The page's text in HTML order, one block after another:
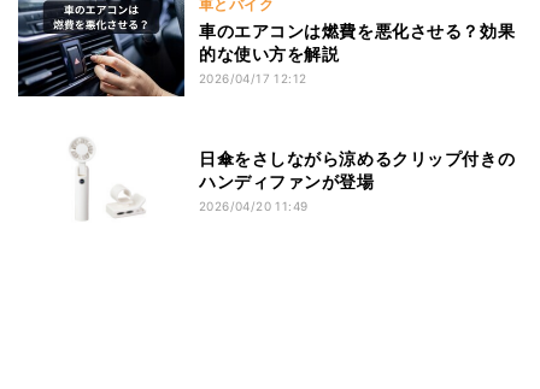
車とバイク
車のエアコンは燃費を悪化させる？効果
的な使い方を解説
2026/04/17 12:12
日傘をさしながら涼めるクリップ付きの
ハンディファンが登場
2026/04/20 11:49